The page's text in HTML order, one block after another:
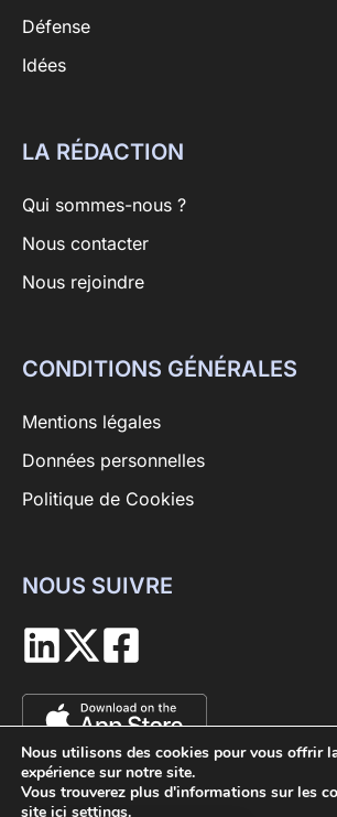
Défense
Idées
LA RÉDACTION
Qui sommes-nous ?
Nous contacter
Nous rejoindre
CONDITIONS GÉNÉRALES
Mentions légales
Données personnelles
Politique de Cookies
NOUS SUIVRE
Nous utilisons des cookies pour vous offrir
expérience sur notre site.
Vous trouverez plus d'informations sur les
site ici settings.